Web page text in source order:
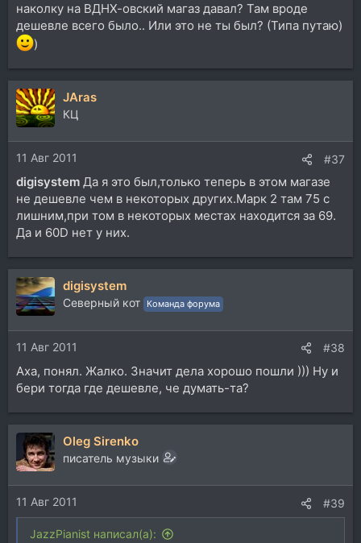
наколку на ВДНХ-овский магаз давал? Там вроде
дешевле всего было.. Или это не ты был? (Типа путаю)
)
JAras
КЦ
11 Авг 2011 #37
digisystem Да я это был,только теперь в этом магазе
не дешевле чем в некоторых других.Марк 2 там 75 с
лишним,при том в некоторых местах находится за 69.
Да и 60D нет у них.
digisystem
Северный кот Команда форума
11 Авг 2011 #38
Аха, понял. Жалко. Значит дела хорошо пошли ))) Ну и
бери тогда где дешевле, че думать-та?
Oleg Sirenko
писатель музыки
11 Авг 2011 #39
JazzPianist написал(а):